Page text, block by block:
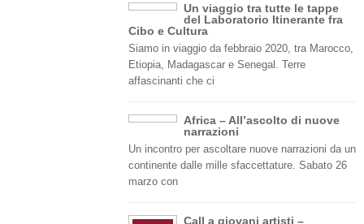
Un viaggio tra tutte le tappe
del Laboratorio Itinerante fra
Cibo e Cultura
Siamo in viaggio da febbraio 2020, tra Marocco,
Etiopia, Madagascar e Senegal. Terre
affascinanti che ci
Africa – All’ascolto di nuove
narrazioni
Un incontro per ascoltare nuove narrazioni da un
continente dalle mille sfaccettature. Sabato 26
marzo con
Call a giovani artisti –